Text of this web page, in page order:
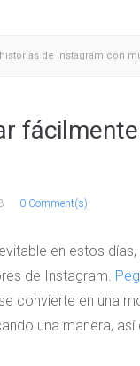
de Instagram con
0 Comment(s)
en estos
de Instagram.
convierte en una
una manera,